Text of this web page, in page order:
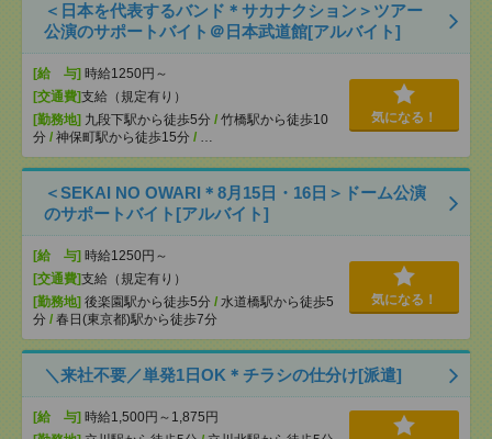
＜日本を代表するバンド＊サカナクション＞ツアー
公演のサポートバイト＠日本武道館[アルバイト]
[給 与] 時給1250円～
[交通費]支給（規定有り）
[勤務地] 九段下駅から徒歩5分 / 竹橋駅から徒歩10
分 / 神保町駅から徒歩15分 / …
気になる！
＜SEKAI NO OWARI＊8月15日・16日＞ドーム公演
のサポートバイト[アルバイト]
[給 与] 時給1250円～
[交通費]支給（規定有り）
[勤務地] 後楽園駅から徒歩5分 / 水道橋駅から徒歩5
分 / 春日(東京都)駅から徒歩7分
気になる！
＼来社不要／単発1日OK＊チラシの仕分け[派遣]
[給 与] 時給1,500円～1,875円